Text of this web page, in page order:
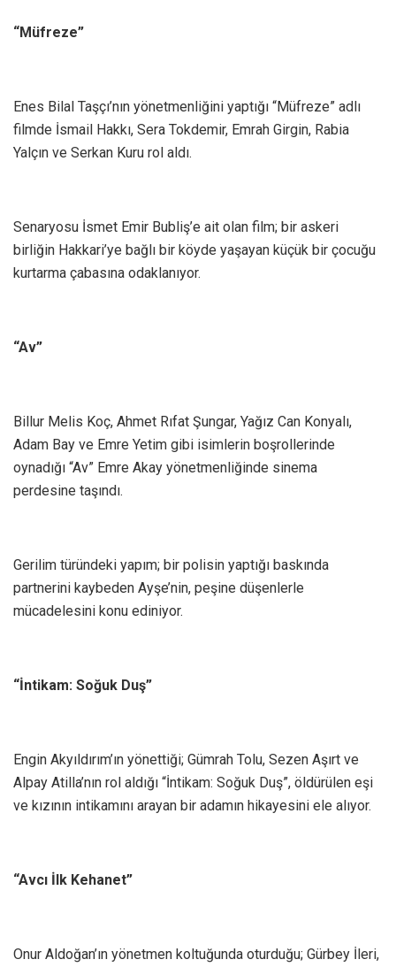
“Müfreze”
Enes Bilal Taşçı’nın yönetmenliğini yaptığı “Müfreze” adlı
filmde İsmail Hakkı, Sera Tokdemir, Emrah Girgin, Rabia
Yalçın ve Serkan Kuru rol aldı.
Senaryosu İsmet Emir Bubliş’e ait olan film; bir askeri
birliğin Hakkari’ye bağlı bir köyde yaşayan küçük bir çocuğu
kurtarma çabasına odaklanıyor.
“Av”
Billur Melis Koç, Ahmet Rıfat Şungar, Yağız Can Konyalı,
Adam Bay ve Emre Yetim gibi isimlerin boşrollerinde
oynadığı “Av” Emre Akay yönetmenliğinde sinema
perdesine taşındı.
Gerilim türündeki yapım; bir polisin yaptığı baskında
partnerini kaybeden Ayşe’nin, peşine düşenlerle
mücadelesini konu ediniyor.
“İntikam: Soğuk Duş”
Engin Akyıldırım’ın yönettiği; Gümrah Tolu, Sezen Aşırt ve
Alpay Atilla’nın rol aldığı “İntikam: Soğuk Duş”, öldürülen eşi
ve kızının intikamını arayan bir adamın hikayesini ele alıyor.
“Avcı İlk Kehanet”
Onur Aldoğan’ın yönetmen koltuğunda oturduğu; Gürbey İleri,